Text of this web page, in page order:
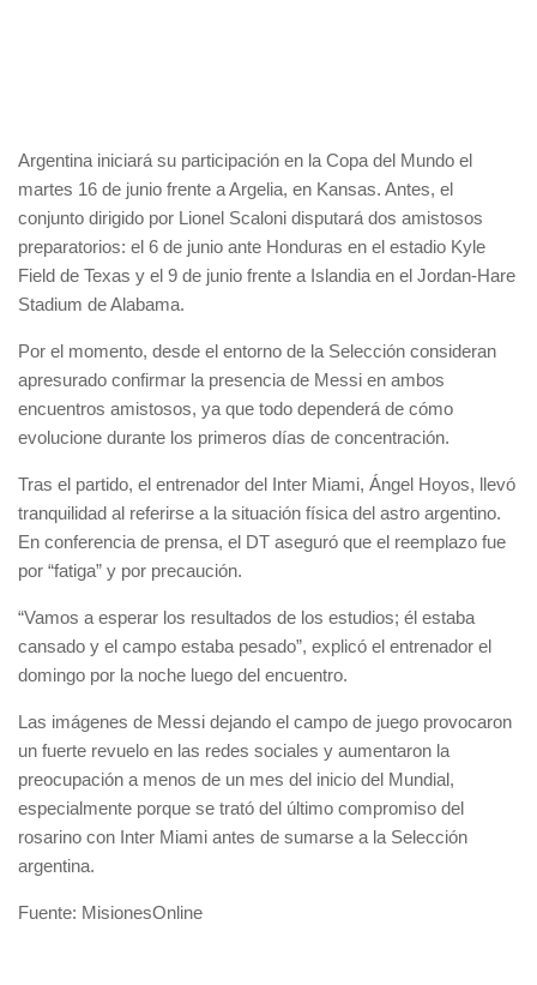
Argentina iniciará su participación en la Copa del Mundo el
martes 16 de junio frente a Argelia, en Kansas. Antes, el
conjunto dirigido por Lionel Scaloni disputará dos amistosos
preparatorios: el 6 de junio ante Honduras en el estadio Kyle
Field de Texas y el 9 de junio frente a Islandia en el Jordan-Hare
Stadium de Alabama.
Por el momento, desde el entorno de la Selección consideran
apresurado confirmar la presencia de Messi en ambos
encuentros amistosos, ya que todo dependerá de cómo
evolucione durante los primeros días de concentración.
Tras el partido, el entrenador del Inter Miami, Ángel Hoyos, llevó
tranquilidad al referirse a la situación física del astro argentino.
En conferencia de prensa, el DT aseguró que el reemplazo fue
por “fatiga” y por precaución.
“Vamos a esperar los resultados de los estudios; él estaba
cansado y el campo estaba pesado”, explicó el entrenador el
domingo por la noche luego del encuentro.
Las imágenes de Messi dejando el campo de juego provocaron
un fuerte revuelo en las redes sociales y aumentaron la
preocupación a menos de un mes del inicio del Mundial,
especialmente porque se trató del último compromiso del
rosarino con Inter Miami antes de sumarse a la Selección
argentina.
Fuente: MisionesOnline